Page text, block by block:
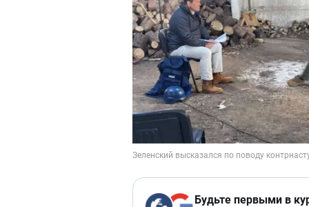
Будьте первыми в